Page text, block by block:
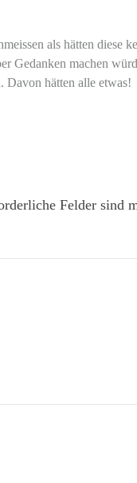
als hätten diese
Gedanken machen
Davon hätten alle etwas!
Felder sind